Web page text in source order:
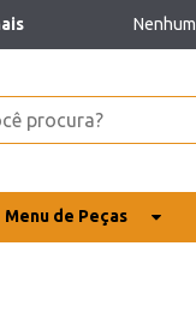
Menu de Peças